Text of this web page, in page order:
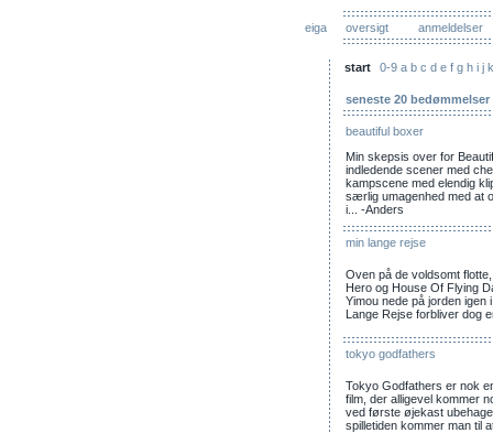
eiga oversigt anmeldelser
start 0-9 a b c d e f g h i j k
seneste 20 bedømmelser
beautiful boxer
Min skepsis over for
indledende scener med
kampscene med elendig
særlig umagenhed med at
i... -Anders
min lange rejse
Oven på de voldsomt
Hero og House Of Flying
Yimou nede på jorden igen
Lange Rejse forbliver dog
tokyo godfathers
Tokyo Godfathers er nok
film, der alligevel kommer
ved første øjekast
spilletiden kommer man til